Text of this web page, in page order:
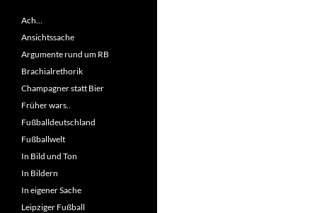
Ach…
Ansichtssache
Argumente rund um RB
Brachialrethorik
Champagner statt Bier
Früher wars..
Fußballdeutschland
Fußballwelt
In Bild und Ton
In Bildern
In eigener Sache
Leipziger Fußball